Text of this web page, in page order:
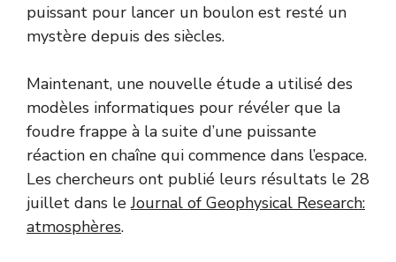
puissant pour lancer un boulon est resté un
mystère depuis des siècles.
Maintenant, une nouvelle étude a utilisé des
modèles informatiques pour révéler que la
foudre frappe à la suite d’une puissante
réaction en chaîne qui commence dans l’espace.
Les chercheurs ont publié leurs résultats le 28
juillet dans leJournal of Geophysical Research:
atmosphères.